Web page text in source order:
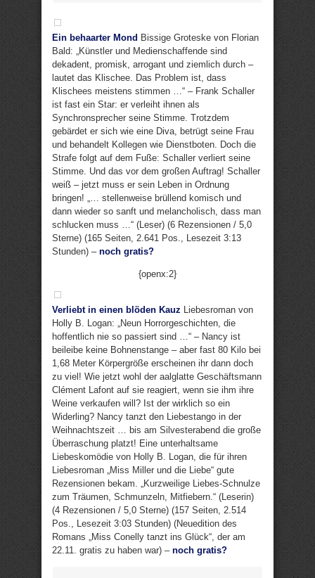
Ein behaarter Mond Bissige Groteske von Florian
Bald: „Künstler und Medienschaffende sind
dekadent, promisk, arrogant und ziemlich durch –
lautet das Klischee. Das Problem ist, dass
Klischees meistens stimmen …“ – Frank Schaller
ist fast ein Star: er verleiht ihnen als
Synchronsprecher seine Stimme. Trotzdem
gebärdet er sich wie eine Diva, betrügt seine Frau
und behandelt Kollegen wie Dienstboten. Doch die
Strafe folgt auf dem Fuße: Schaller verliert seine
Stimme. Und das vor dem großen Auftrag! Schaller
weiß – jetzt muss er sein Leben in Ordnung
bringen! „… stellenweise brüllend komisch und
dann wieder so sanft und melancholisch, dass man
schlucken muss …“ (Leser) (6 Rezensionen / 5,0
Sterne) (165 Seiten, 2.641 Pos., Lesezeit 3:13
Stunden) – noch gratis?
{openx:2}
Verliebt in einen blöden Kauz Liebesroman von
Holly B. Logan: „Neun Horrorgeschichten, die
hoffentlich nie so passiert sind …“ – Nancy ist
beileibe keine Bohnenstange – aber fast 80 Kilo bei
1,68 Meter Körpergröße erscheinen ihr dann doch
zu viel! Wie jetzt wohl der aalglatte Geschäftsmann
Clément Lafont auf sie reagiert, wenn sie ihm ihre
Weine verkaufen will? Ist der wirklich so ein
Widerling? Nancy tanzt den Liebestango in der
Weihnachtszeit … bis am Silvesterabend die große
Überraschung platzt! Eine unterhaltsame
Liebeskomödie von Holly B. Logan, die für ihren
Liebesroman „Miss Miller und die Liebe“ gute
Rezensionen bekam. „Kurzweilige Liebes-Schnulze
zum Träumen, Schmunzeln, Mitfiebern.“ (Leserin)
(4 Rezensionen / 5,0 Sterne) (157 Seiten, 2.514
Pos., Lesezeit 3:03 Stunden) (Neuedition des
Romans „Miss Conelly tanzt ins Glück“, der am
22.11. gratis zu haben war) – noch gratis?